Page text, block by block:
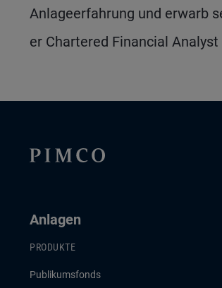
Anlageerfahrung und erwarb
er Chartered Financial Analyst
Anlagen
PRODUKTE
Publikumsfonds